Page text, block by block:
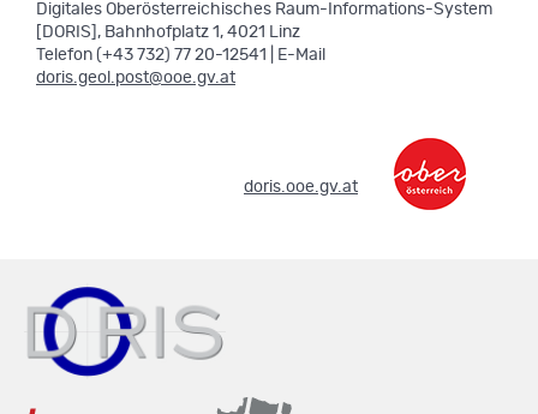
Digitales Oberösterreichisches Raum-Informations-System
[DORIS], Bahnhofplatz 1, 4021 Linz
Telefon (+43 732) 77 20-12541 | E-Mail
doris.geol.post@ooe.gv.at
doris.ooe.gv.at.